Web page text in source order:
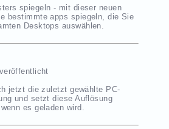
spiegeln - mit dieser neuen
bestimmte apps spiegeln, die Sie
Desktops auswählen.
jetzt die zuletzt gewählte PC-
und setzt diese Auflösung
es geladen wird.